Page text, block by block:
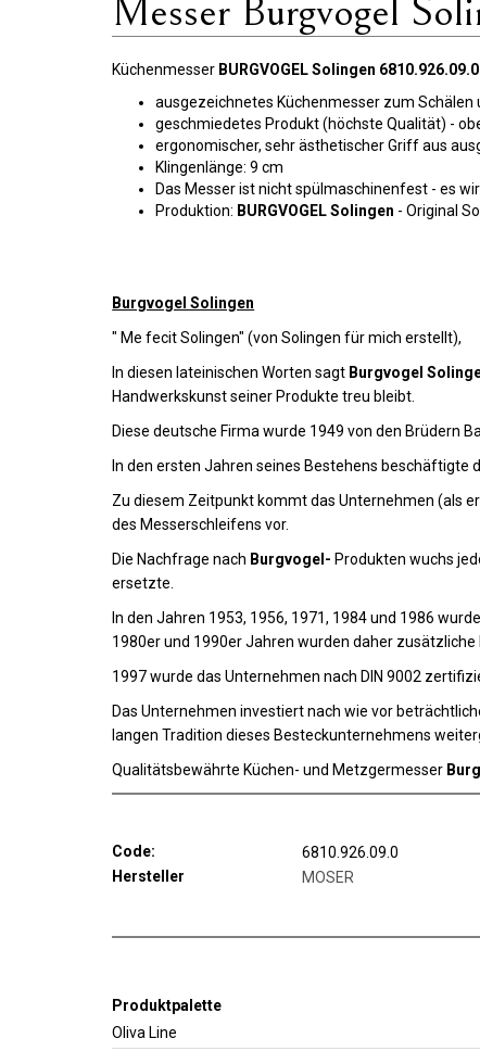
Messer Burgvogel
Küchenmesser BURGVOGEL Solingen 6810.926.09.0
ausgezeichnetes Küchenmesser zum
geschmiedetes Produkt (höchste Qualität) -
ergonomischer, sehr ästhetischer Griff aus
Klingenlänge: 9 cm
Das Messer ist nicht spülmaschinenfest - es
Produktion: BURGVOGEL Solingen - Original
Burgvogel Solingen
" Me fecit Solingen" (von Solingen für mich erstellt),
In diesen lateinischen Worten sagt Burgvogel
Handwerkskunst seiner Produkte treu bleibt.
Diese deutsche Firma wurde 1949 von den Brüdern
In den ersten Jahren seines Bestehens beschäftigte
Zu diesem Zeitpunkt kommt das Unternehmen (als
des Messerschleifens vor.
Die Nachfrage nach Burgvogel- Produkten wuchs
ersetzte.
In den Jahren 1953, 1956, 1971, 1984 und 1986
1980er und 1990er Jahren wurden daher
1997 wurde das Unternehmen nach DIN 9002
Das Unternehmen investiert nach wie vor
langen Tradition dieses Besteckunternehmens
Qualitätsbewährte Küchen- und Metzgermesser
Code:
6810.926.09.0
Hersteller
MOSER
Produktpalette
Oliva Line